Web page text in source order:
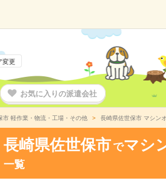
変更
お気に入りの派遣会社
市 軽作業・物流・工場・その他 長崎県佐世保市 マシン
長崎県佐世保市 でマシ
一覧